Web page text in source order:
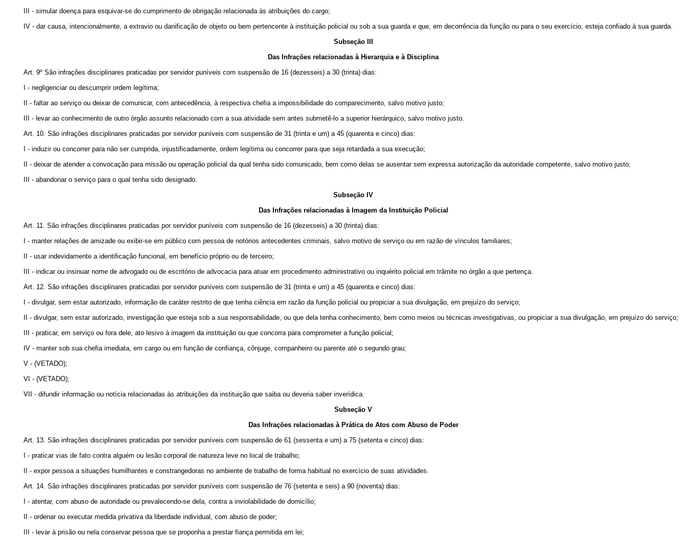
III - simular doença para esquivar-se do cumprimento de obrigação relacionada às atribuições do cargo;
IV - dar causa, intencionalmente, a extravio ou danificação de objeto ou bem pertencente à instituição policial ou sob a sua guarda e que, em decorrência da função ou para o seu exercício, esteja confiado à sua guarda.
Subseção III
Das Infrações relacionadas à Hierarquia e à Disciplina
Art. 9º São infrações disciplinares praticadas por servidor puníveis com suspensão de 16 (dezesseis) a 30 (trinta) dias:
I - negligenciar ou descumprir ordem legítima;
II - faltar ao serviço ou deixar de comunicar, com antecedência, à respectiva chefia a impossibilidade do comparecimento, salvo motivo justo;
III - levar ao conhecimento de outro órgão assunto relacionado com a sua atividade sem antes submetê-lo a superior hierárquico, salvo motivo justo.
Art. 10. São infrações disciplinares praticadas por servidor puníveis com suspensão de 31 (trinta e um) a 45 (quarenta e cinco) dias:
I - induzir ou concorrer para não ser cumprida, injustificadamente, ordem legítima ou concorrer para que seja retardada a sua execução;
II - deixar de atender a convocação para missão ou operação policial da qual tenha sido comunicado, bem como delas se ausentar sem expressa autorização da autoridade competente, salvo motivo justo;
III - abandonar o serviço para o qual tenha sido designado.
Subseção IV
Das Infrações relacionadas à Imagem da Instituição Policial
Art. 11. São infrações disciplinares praticadas por servidor puníveis com suspensão de 16 (dezesseis) a 30 (trinta) dias:
I - manter relações de amizade ou exibir-se em público com pessoa de notórios antecedentes criminais, salvo motivo de serviço ou em razão de vínculos familiares;
II - usar indevidamente a identificação funcional, em benefício próprio ou de terceiro;
III - indicar ou insinuar nome de advogado ou de escritório de advocacia para atuar em procedimento administrativo ou inquérito policial em trâmite no órgão a que pertença.
Art. 12. São infrações disciplinares praticadas por servidor puníveis com suspensão de 31 (trinta e um) a 45 (quarenta e cinco) dias:
I - divulgar, sem estar autorizado, informação de caráter restrito de que tenha ciência em razão da função policial ou propiciar a sua divulgação, em prejuízo do serviço;
II - divulgar, sem estar autorizado, investigação que esteja sob a sua responsabilidade, ou que dela tenha conhecimento, bem como meios ou técnicas investigativas, ou propiciar a sua divulgação, em prejuízo do serviço;
III - praticar, em serviço ou fora dele, ato lesivo à imagem da instituição ou que concorra para comprometer a função policial;
IV - manter sob sua chefia imediata, em cargo ou em função de confiança, cônjuge, companheiro ou parente até o segundo grau;
V - (VETADO);
VI - (VETADO);
VII - difundir informação ou notícia relacionadas às atribuições da instituição que saiba ou deveria saber inverídica.
Subseção V
Das Infrações relacionadas à Prática de Atos com Abuso de Poder
Art. 13. São infrações disciplinares praticadas por servidor puníveis com suspensão de 61 (sessenta e um) a 75 (setenta e cinco) dias:
I - praticar vias de fato contra alguém ou lesão corporal de natureza leve no local de trabalho;
II - expor pessoa a situações humilhantes e constrangedoras no ambiente de trabalho de forma habitual no exercício de suas atividades.
Art. 14. São infrações disciplinares praticadas por servidor puníveis com suspensão de 76 (setenta e seis) a 90 (noventa) dias:
I - atentar, com abuso de autoridade ou prevalecendo-se dela, contra a inviolabilidade de domicílio;
II - ordenar ou executar medida privativa da liberdade individual, com abuso de poder;
III - levar à prisão ou nela conservar pessoa que se proponha a prestar fiança permitida em lei;